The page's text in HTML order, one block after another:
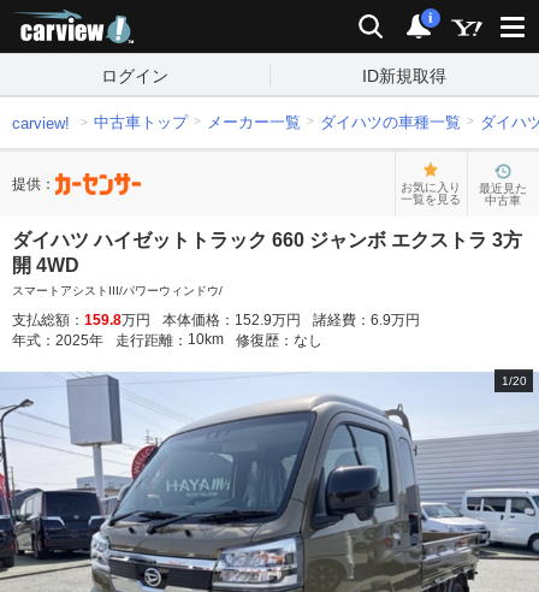
検索 通知
i
ログイン ID新規取得
carview! 中古車トップ メーカー一覧 ダイハツの車種一覧 ダイハ
提供：
お気に入り
一覧を見る
最近見た
中古車
ダイハツ ハイゼットトラック 660 ジャンボ エクストラ 3方
開 4WD
スマートアシストIII/パワーウィンドウ/
支払総額： 159.8万円 本体価格： 152.9万円 諸経費： 6.9万円
年式： 2025年 走行距離： 10km 修復歴： なし
1/20